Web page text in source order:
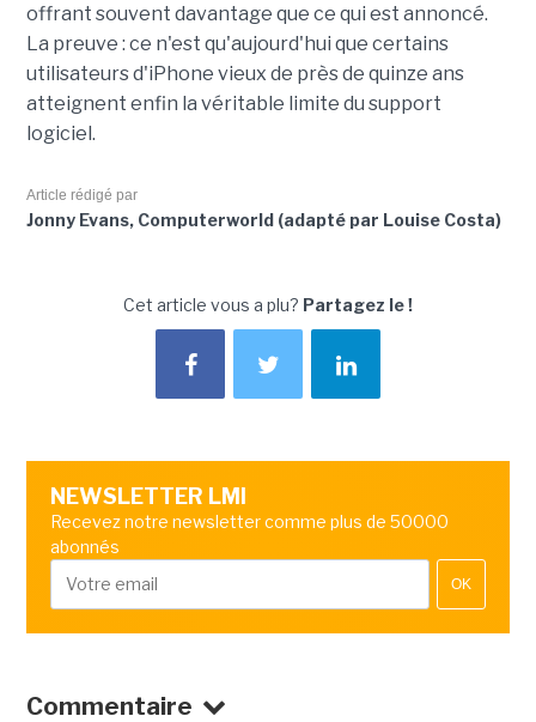
offrant souvent davantage que ce qui est annoncé.
La preuve : ce n'est qu'aujourd'hui que certains
utilisateurs d'iPhone vieux de près de quinze ans
atteignent enfin la véritable limite du support
logiciel.
Article rédigé par
Jonny Evans, Computerworld (adapté par Louise Costa)
Cet article vous a plu? Partagez le !
NEWSLETTER LMI
Recevez notre newsletter comme plus de 50000
abonnés
OK
Commentaire